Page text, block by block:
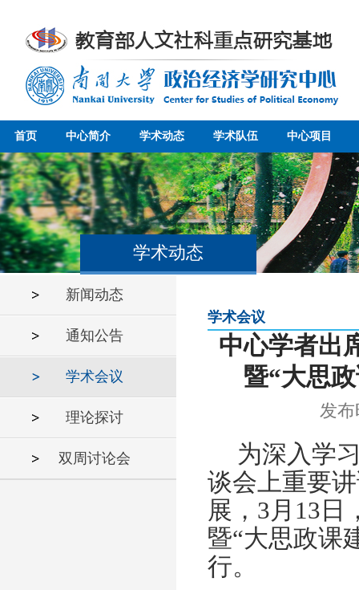
首页 中心简介 学术动态 学术队伍 中心项目
学术动态
新闻动态
通知公告
学术会议
理论探讨
双周讨论会
学术会议
中心学者出
暨“大思
发布
为深入学
谈会上重要
展， 3月 13 日
暨“大思政课
行。